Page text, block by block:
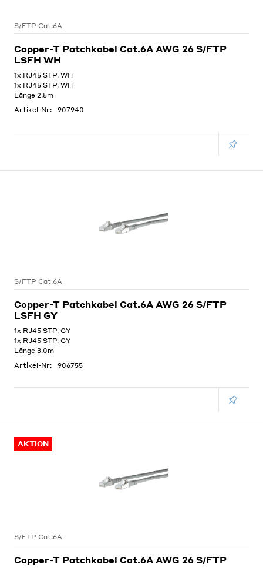
S/FTP Cat.6A
Copper-T Patchkabel Cat.6A AWG 26 S/FTP
LSFH WH
1x RJ45 STP, WH
1x RJ45 STP, WH
Länge 2.5m
Artikel-Nr:
907940
S/FTP Cat.6A
Copper-T Patchkabel Cat.6A AWG 26 S/FTP
LSFH GY
1x RJ45 STP, GY
1x RJ45 STP, GY
Länge 3.0m
Artikel-Nr:
906755
AKTION
S/FTP Cat.6A
Copper-T Patchkabel Cat.6A AWG 26 S/FTP